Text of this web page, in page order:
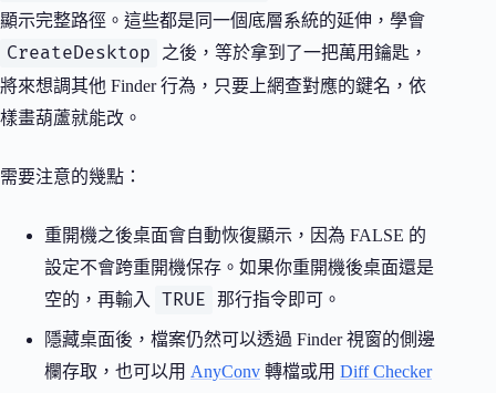
顯示完整路徑。這些都是同一個底層系統的延伸，學會
CreateDesktop
之後，等於拿到了一把萬用鑰匙，
將來想調其他 Finder 行為，只要上網查對應的鍵名，依
樣畫葫蘆就能改。
需要注意的幾點：
重開機之後桌面會自動恢復顯示，因為 FALSE 的
設定不會跨重開機保存。如果你重開機後桌面還是
空的，再輸入
TRUE 那行指令即可。
隱藏桌面後，檔案仍然可以透過 Finder 視窗的側邊
欄存取，也可以用 AnyConv 轉檔或用 Diff Checker